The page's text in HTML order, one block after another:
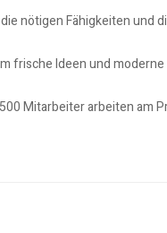
nötigen Fähigkeiten und
frische Ideen und
Mitarbeiter arbeiten am